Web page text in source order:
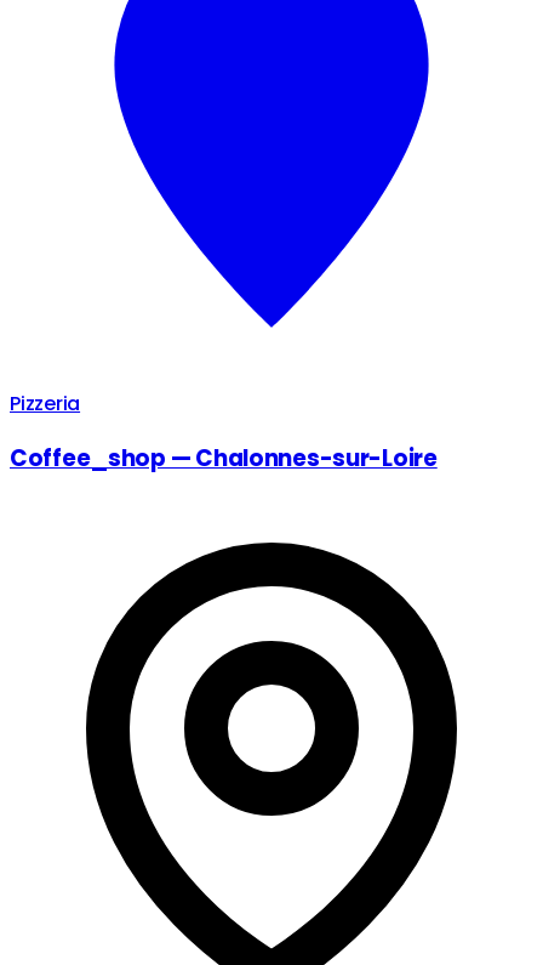
Pizzeria
Coffee_shop — Chalonnes-sur-Loire